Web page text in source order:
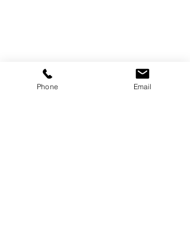
Phone Email